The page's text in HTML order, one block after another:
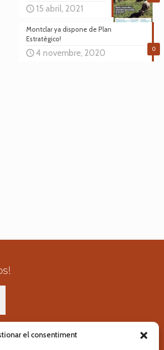
el consentiment
15 abril, 2021
0
Montclar ya dispone de Plan
Estratégico!
4 novembre, 2020